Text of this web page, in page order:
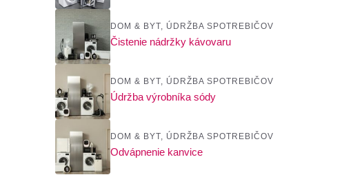
DOM & BYT, ÚDRŽBA SPOTREBIČOV
Čistenie nádržky kávovaru
DOM & BYT, ÚDRŽBA SPOTREBIČOV
Údržba výrobníka sódy
DOM & BYT, ÚDRŽBA SPOTREBIČOV
Odvápnenie kanvice